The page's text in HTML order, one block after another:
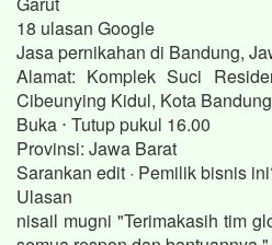
18 ulasan Google
Jasa pernikahan di Bandung,
Alamat: Komplek Suci
Cibeunying Kidul, Kota
Buka ⋅ Tutup pukul 16.00
Provinsi: Jawa Barat
Sarankan edit · Pemilik bisnis
Ulasan
nisail mugni "Terimakasih tim